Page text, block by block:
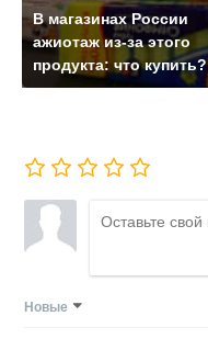
В магазинах России
ажиотаж из-за этого
продукта: что купить?
Новые